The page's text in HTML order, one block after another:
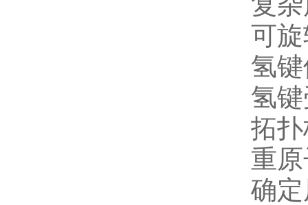
可
氢
氢
拓
重
确